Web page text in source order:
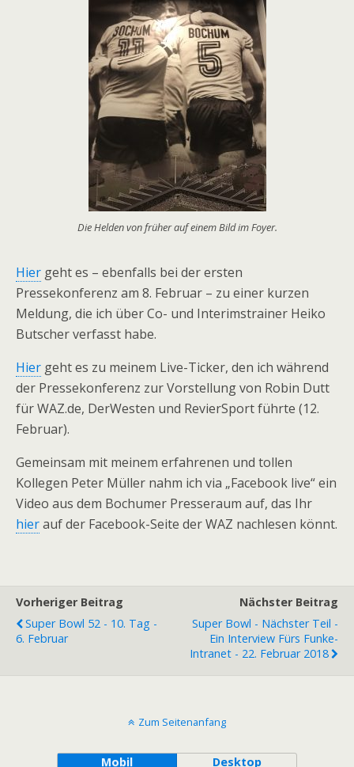
Die Helden von früher auf einem Bild im Foyer.
Hier geht es – ebenfalls bei der ersten
Pressekonferenz am 8. Februar – zu einer kurzen
Meldung, die ich über Co- und Interimstrainer Heiko
Butscher verfasst habe.
Hier geht es zu meinem Live-Ticker, den ich während
der Pressekonferenz zur Vorstellung von Robin Dutt
für WAZ.de, DerWesten und RevierSport führte (12.
Februar).
Gemeinsam mit meinem erfahrenen und tollen
Kollegen Peter Müller nahm ich via „Facebook live“ ein
Video aus dem Bochumer Presseraum auf, das Ihr
hierauf der Facebook-Seite der WAZ nachlesen könnt.
Vorheriger Beitrag
Super Bowl 52 - 10. Tag -
6. Februar
Nächster Beitrag
Super Bowl - Nächster Teil -
Ein Interview Fürs Funke-
Intranet - 22. Februar 2018
Zum Seitenanfang
Mobil Desktop